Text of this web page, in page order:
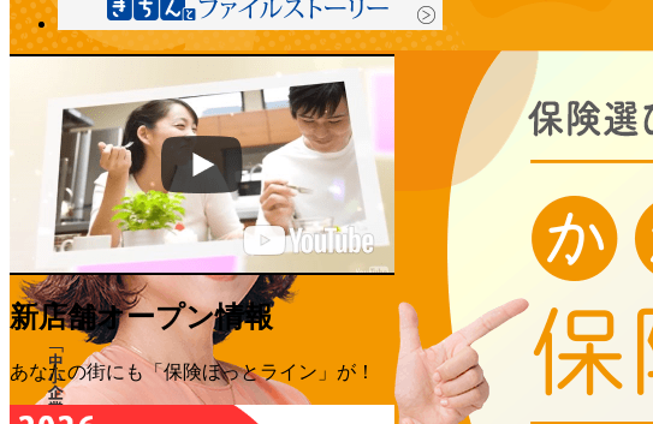
新店舗オープン情報
あなたの街にも「保険ほっとライン」が！